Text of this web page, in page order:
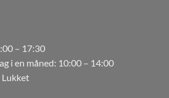
– 17:30
i en måned: 10:00 – 14:00
Lukket